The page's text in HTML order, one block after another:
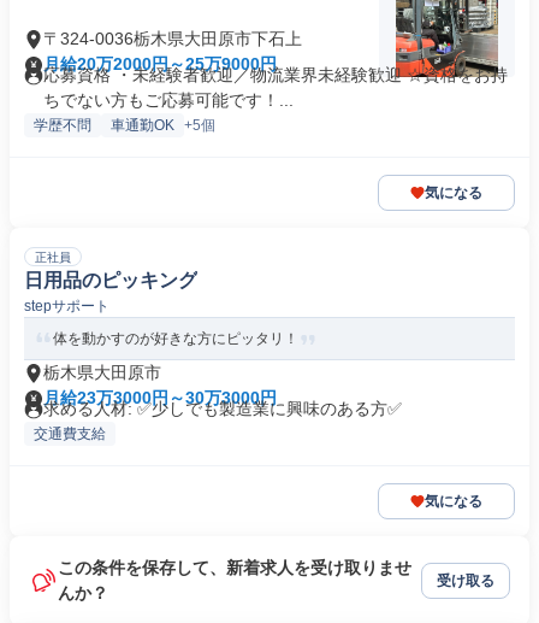
〒324-0036栃木県大田原市下石上
月給20万2000円～25万9000円
応募資格 ・未経験者歓迎／物流業界未経験歓迎 ☆資格をお持
ちでない方もご応募可能です！...
学歴不問 車通勤OK +5個
気になる
正社員
日用品のピッキング
stepサポート
体を動かすのが好きな方にピッタリ！
栃木県大田原市
月給23万3000円～30万3000円
求める人材: ✅少しでも製造業に興味のある方✅
交通費支給
気になる
この条件を保存して、新着求人を受け取りませ
んか？
受け取る